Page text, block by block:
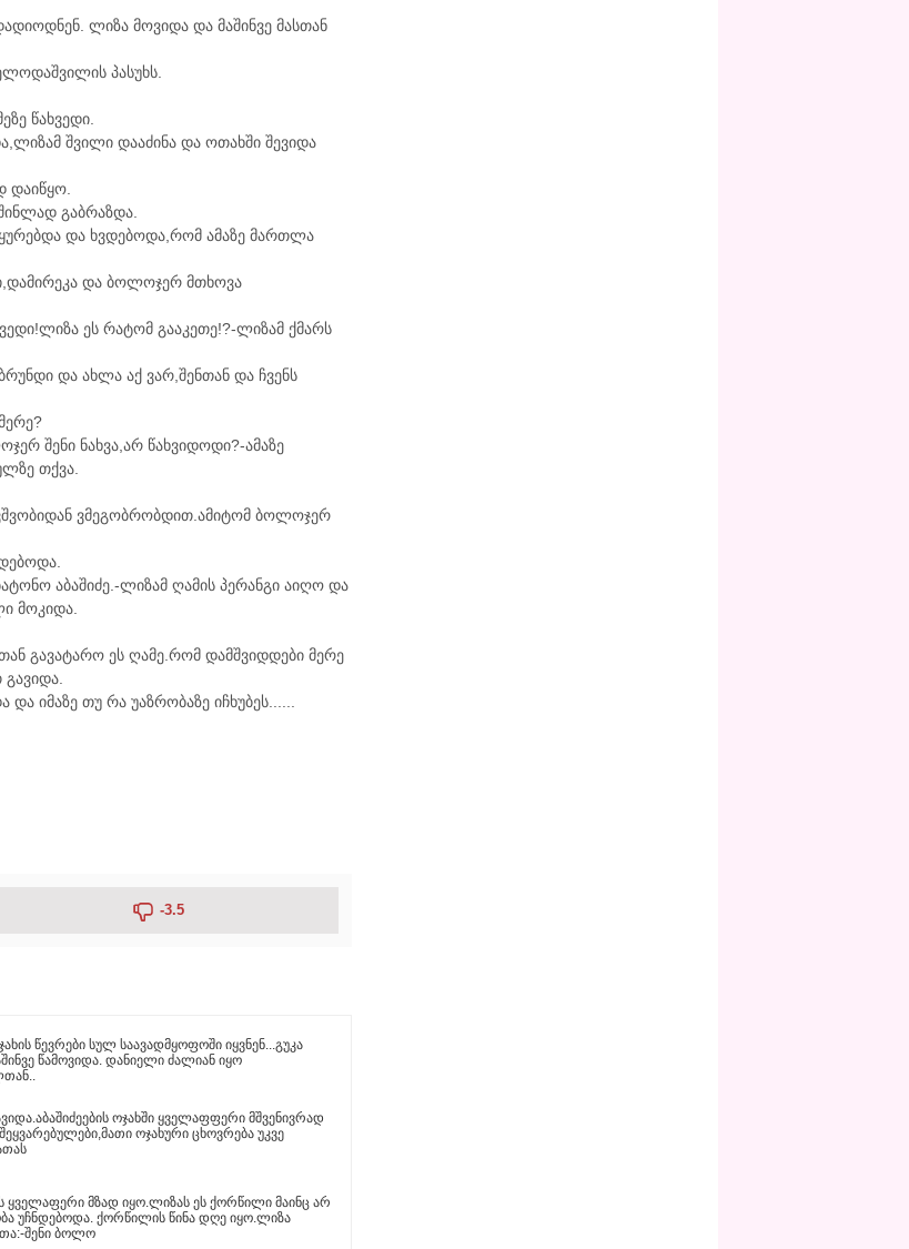
ლიზა მოვიდა და მაშინვე მასთან
პასუხს.
წახვედი.
შვილი დააძინა და ოთახში შევიდა
დაიწყო.
გაბრაზდა.
და ხვდებოდა,რომ ამაზე მართლა
და ბოლოჯერ მთხოვა
ეს რატომ გააკეთე!?-ლიზამ ქმარს
და ახლა აქ ვარ,შენთან და ჩვენს
შენი ნახვა,არ წახვიდოდი?-ამაზე
თქვა.
ვმეგობრობდით.ამიტომ ბოლოჯერ
აბაშიძე.-ლიზამ ღამის პერანგი აიღო და
მოკიდა.
გავატარო ეს ღამე.რომ დამშვიდდები მერე
იმაზე თუ რა უაზრობაზე იჩხუბეს......
-3.5
წევრები სულ საავადმყოფოში იყვნენ...გუკა
წამოვიდა. დანიელი ძალიან იყო
ოჯახში ყველაფფერი მშვენივრად
ოჯახური ცხოვრება უკვე
მზად იყო.ლიზას ეს ქორწილი მაინც არ
უჩნდებოდა. ქორწილის წინა დღე იყო.ლიზა
შენი ბოლო